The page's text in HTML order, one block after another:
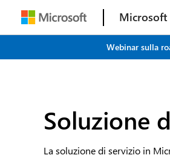
Webinar sulla
Soluzione
La soluzione di servizio in